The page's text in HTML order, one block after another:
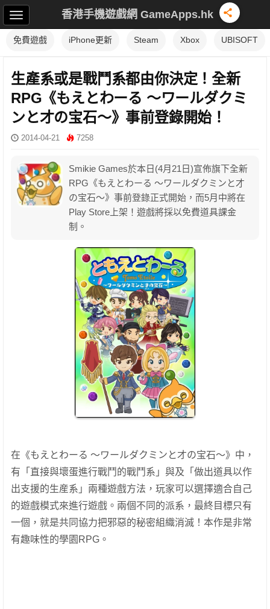
香港手機遊戲網 GameApps.hk
免費遊戲 iPhone更新 Steam Xbox UBISOFT
生產系或是戰鬥系都由你決定！全新
RPG《もえとわーる ～ワールダクミ
ンと才の宝石～》事前登錄開始！
2014-04-21 7258
Smikie Games於本日(4月21日)宣佈旗下全新
RPG《もえとわーる ～ワールダクミンと才
の宝石～》事前登錄正式開始，而5月中將在
Play Store上架！遊戲將採以免費道具課金
制。
在《もえとわーる ～ワールダクミンと才の宝石～》中，
有「直接與壞蛋進行戰鬥的戰鬥系」與及「做出道具以作
出支援的生産系」兩種遊戲方法，玩家可以選擇適合自己
的遊戲模式來進行遊戲。兩個不同的派系，最終目標只有
一個，就是共同協力把邪惡的秘密組織消滅！本作是非常
有趣味性的學園RPG。